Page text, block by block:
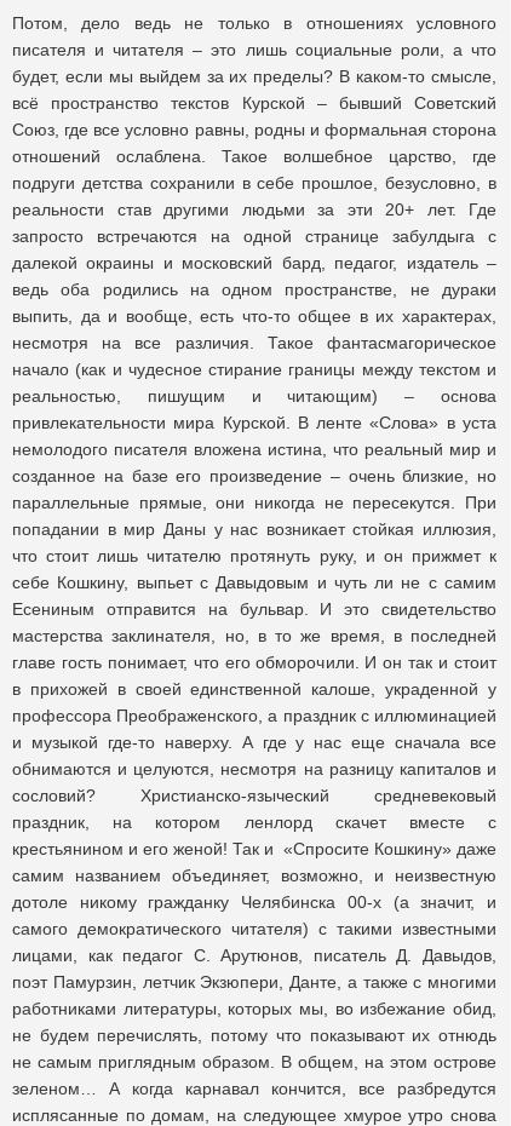
Потом, дело ведь не только в отношениях условного
писателя и читателя – это лишь социальные роли, а что
будет, если мы выйдем за их пределы? В каком-то смысле,
всё пространство текстов Курской – бывший Советский
Союз, где все условно равны, родны и формальная сторона
отношений ослаблена. Такое волшебное царство, где
подруги детства сохранили в себе прошлое, безусловно, в
реальности став другими людьми за эти 20+ лет. Где
запросто встречаются на одной странице забулдыга с
далекой окраины и московский бард, педагог, издатель –
ведь оба родились на одном пространстве, не дураки
выпить, да и вообще, есть что-то общее в их характерах,
несмотря на все различия. Такое фантасмагорическое
начало (как и чудесное стирание границы между текстом и
реальностью, пишущим и читающим) – основа
привлекательности мира Курской. В ленте «Слова» в уста
немолодого писателя вложена истина, что реальный мир и
созданное на базе его произведение – очень близкие, но
параллельные прямые, они никогда не пересекутся. При
попадании в мир Даны у нас возникает стойкая иллюзия,
что стоит лишь читателю протянуть руку, и он прижмет к
себе Кошкину, выпьет с Давыдовым и чуть ли не с самим
Есениным отправится на бульвар. И это свидетельство
мастерства заклинателя, но, в то же время, в последней
главе гость понимает, что его обморочили. И он так и стоит
в прихожей в своей единственной калоше, украденной у
профессора Преображенского, а праздник с иллюминацией
и музыкой где-то наверху. А где у нас еще сначала все
обнимаются и целуются, несмотря на разницу капиталов и
сословий? Христианско-языческий средневековый
праздник, на котором ленлорд скачет вместе с
крестьянином и его женой! Так и «Спросите Кошкину» даже
самим названием объединяет, возможно, и неизвестную
дотоле никому гражданку Челябинска 00-х (а значит, и
самого демократического читателя) с такими известными
лицами, как педагог С. Арутюнов, писатель Д. Давыдов,
поэт Памурзин, летчик Экзюпери, Данте, а также с многими
работниками литературы, которых мы, во избежание обид,
не будем перечислять, потому что показывают их отнюдь
не самым приглядным образом. В общем, на этом острове
зеленом… А когда карнавал кончится, все разбредутся
исплясанные по домам, на следующее хмурое утро снова